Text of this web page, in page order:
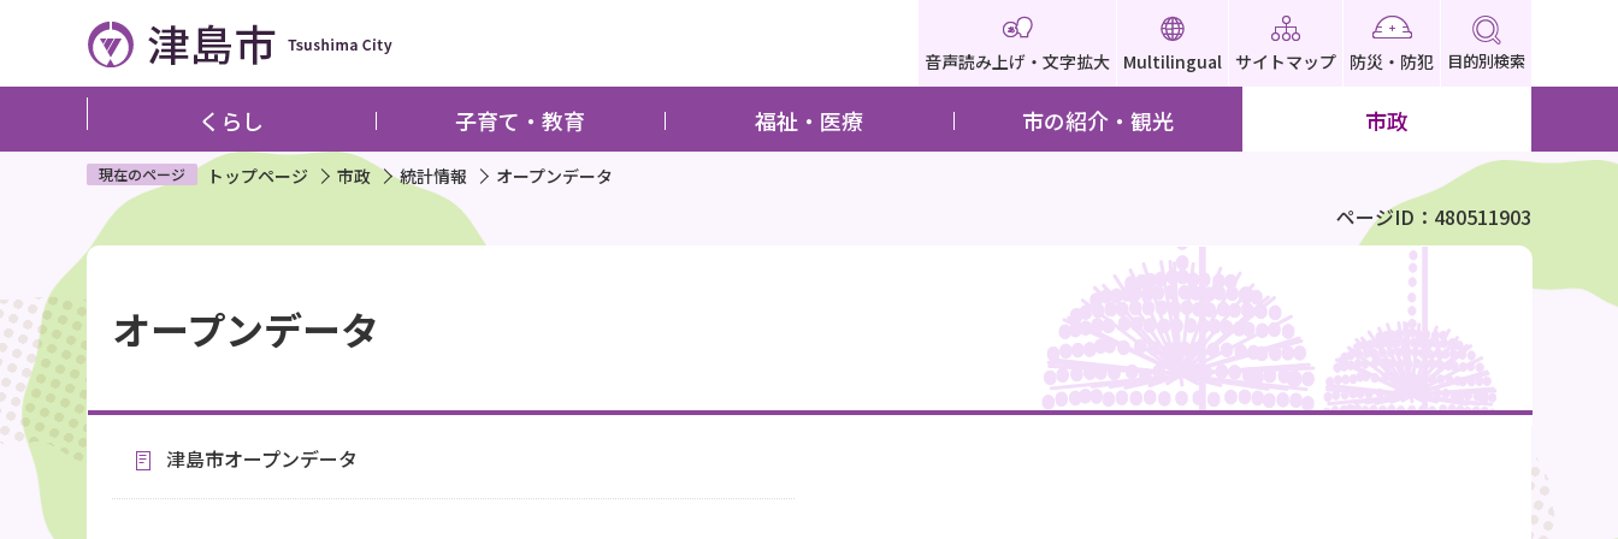
ペ
ジ
す
音声読み上げ・文字拡大 Multilingual サイトマップ 防災・防犯 目的別検索
くらし 子育て・教育 福祉・医療 市の紹介・観光 市政
現在のページ トップページ 市政 統計情報 オープンデータ
ページID：480511903
文
こ
こ
か
ら
オープンデータ
津島市オープンデータ